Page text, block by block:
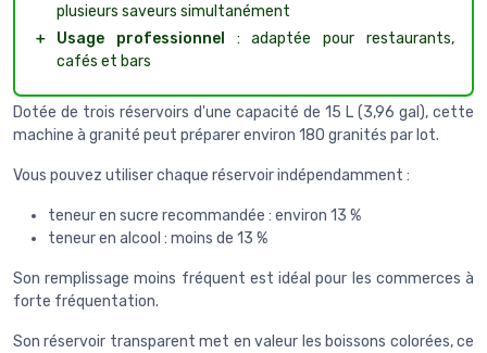
plusieurs saveurs simultanément
＋
Usage professionnel
: adaptée pour restaurants,
cafés et bars
Dotée de trois réservoirs d'une capacité de 15 L (3,96 gal), cette
machine à granité peut préparer environ 180 granités par lot.
Vous pouvez utiliser chaque réservoir indépendamment :
teneur en sucre recommandée : environ 13 %
teneur en alcool : moins de 13 %
Son remplissage moins fréquent est idéal pour les commerces à
forte fréquentation.
Son réservoir transparent met en valeur les boissons colorées, ce